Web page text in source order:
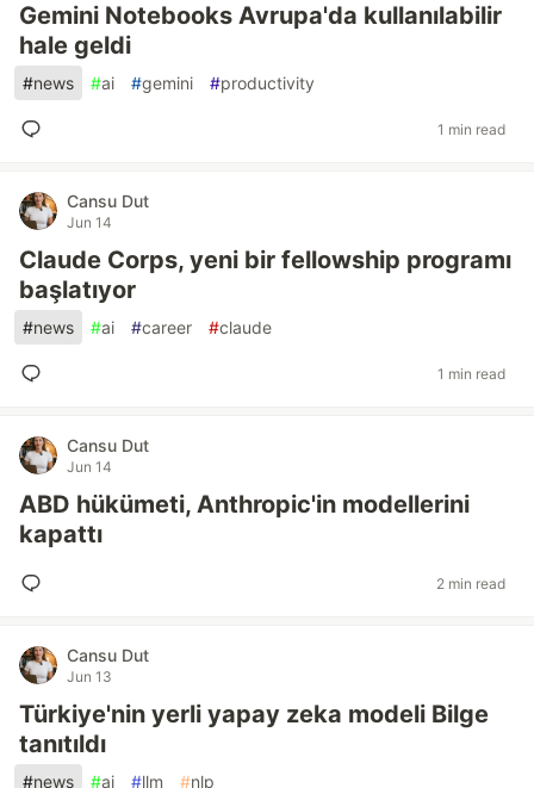
Gemini Notebooks Avrupa'da kullanılabilir
hale geldi
#news #ai #gemini #productivity
1 min read
Cansu Dut
Jun 14
Claude Corps, yeni bir fellowship programı
başlatıyor
#news #ai #career #claude
1 min read
Cansu Dut
Jun 14
ABD hükümeti, Anthropic'in modellerini
kapattı
2 min read
Cansu Dut
Jun 13
Türkiye'nin yerli yapay zeka modeli Bilge
tanıtıldı
#news #ai #llm #nlp